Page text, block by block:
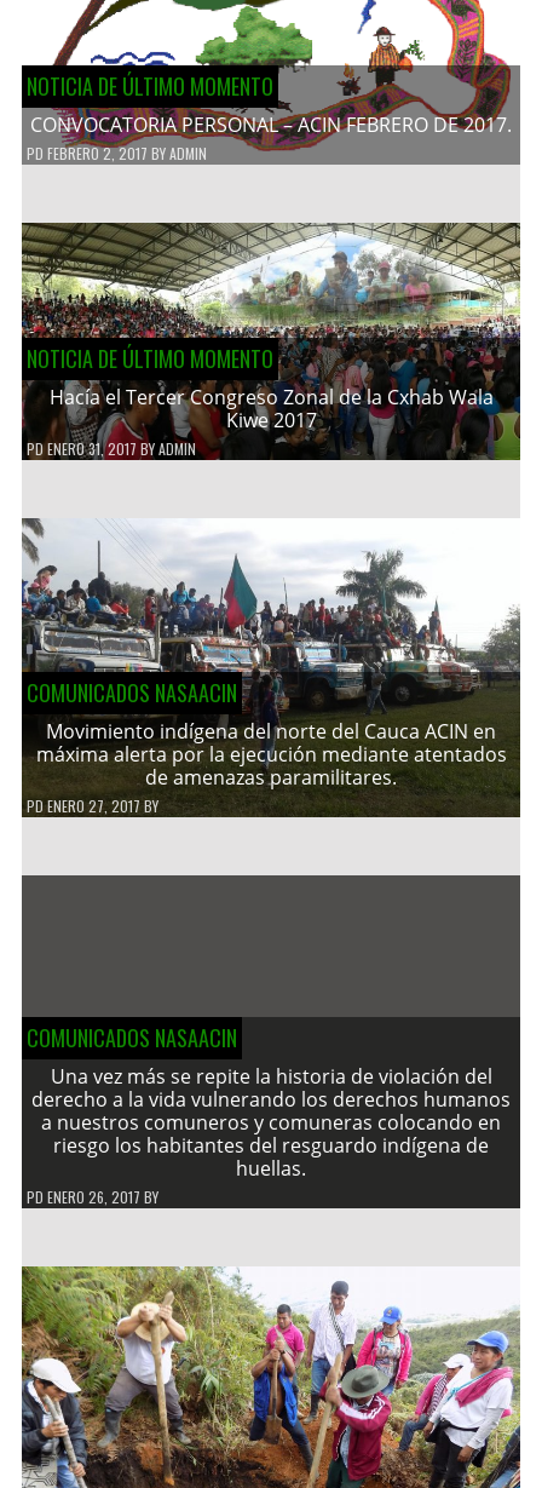
NOTICIA DE ÚLTIMO MOMENTO
CONVOCATORIA PERSONAL – ACIN FEBRERO DE 2017.
PD FEBRERO 2, 2017 BYADMIN
NOTICIA DE ÚLTIMO MOMENTO
Hacía el Tercer Congreso Zonal de la Cxhab Wala
Kiwe 2017
PDENERO 31, 2017 BYADMIN
COMUNICADOS NASAACIN
Movimiento indígena del norte del Cauca ACIN en
máxima alerta por la ejecución mediante atentados
de amenazas paramilitares.
PDENERO 27, 2017 BY
COMUNICADOS NASAACIN
Una vez más se repite la historia de violación del
derecho a la vida vulnerando los derechos humanos
a nuestros comuneros y comuneras colocando en
riesgo los habitantes del resguardo indígena de
huellas.
PD ENERO 26, 2017 BY